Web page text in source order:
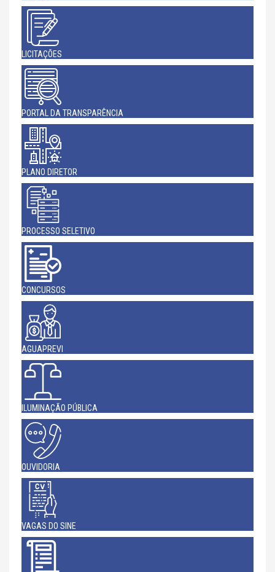
LICITAÇÕES
PORTAL DA TRANSPARÊNCIA
PLANO DIRETOR
PROCESSO SELETIVO
CONCURSOS
AGUAPREVI
ILUMINAÇÃO PÚBLICA
OUVIDORIA
VAGAS DO SINE